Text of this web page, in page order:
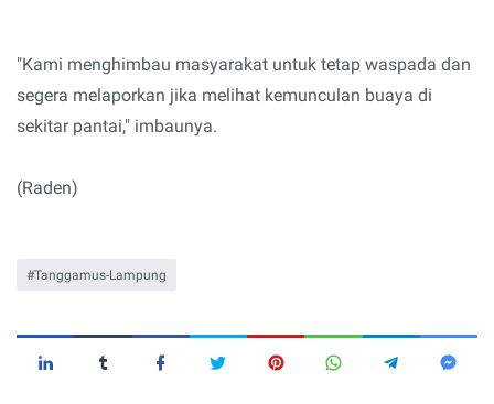
"Kami menghimbau masyarakat untuk tetap waspada dan
segera melaporkan jika melihat kemunculan buaya di
sekitar pantai," imbaunya.
(Raden)
Tanggamus-Lampung